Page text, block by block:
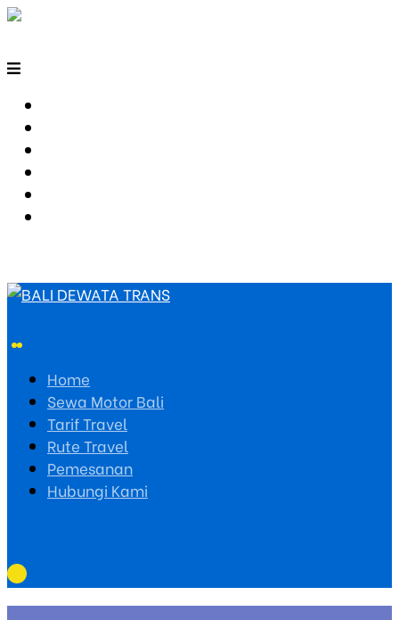
Home
Sewa Motor Bali
Tarif Travel
Rute Travel
Pemesanan
Hubungi Kami